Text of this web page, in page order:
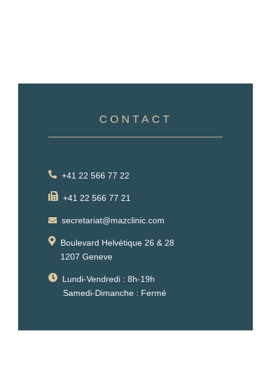
CONTACT
+41 22 566 77 22
+41 22 566 77 21
secretariat@mazclinic.com
Boulevard Helvétique 26 & 28
1207 Geneve
Lundi-Vendredi : 8h-19h
Samedi-Dimanche : Fermé